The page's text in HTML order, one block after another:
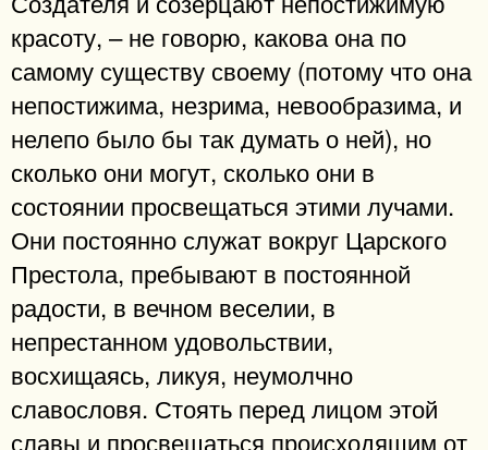
красоту, – не говорю, какова она по
самому существу своему (потому что она
непостижима, незрима, невообразима, и
нелепо было бы так думать о ней), но
сколько они могут, сколько они в
состоянии просвещаться этими лучами.
Они постоянно служат вокруг Царского
Престола, пребывают в постоянной
радости, в вечном веселии, в
непрестанном удовольствии,
восхищаясь, ликуя, неумолчно
славословя. Стоять перед лицом этой
славы и просвещаться происходящим от